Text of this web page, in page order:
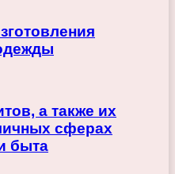
а также их
сферах
быта